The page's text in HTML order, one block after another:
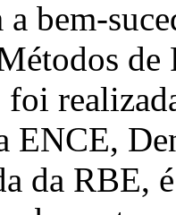
a bem-
ENCE,
da RBE,